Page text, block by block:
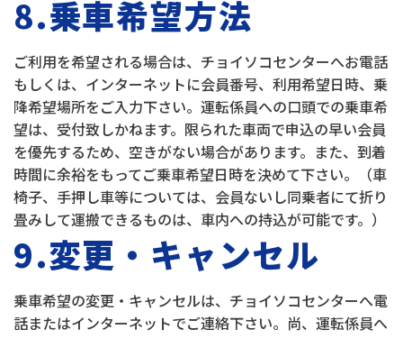
8.乗車希望方法
ご利用を希望される場合は、チョイソコセンターへお電話
もしくは、インターネットに会員番号、利用希望日時、乗
降希望場所をご入力下さい。運転係員への口頭での乗車希
望は、受付致しかねます。限られた車両で申込の早い会員
を優先するため、空きがない場合があります。また、到着
時間に余裕をもってご乗車希望日時を決めて下さい。（車
椅子、手押し車等については、会員ないし同乗者にて折り
畳みして運搬できるものは、車内への持込が可能です。）
9.変更・キャンセル
乗車希望の変更・キャンセルは、チョイソコセンターへ電
話またはインターネットでご連絡下さい。尚、運転係員へ